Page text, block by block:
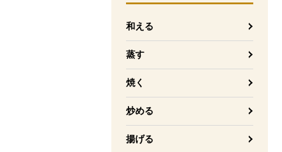
和える
蒸す
焼く
炒める
揚げる